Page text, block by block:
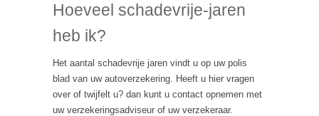
Hoeveel schadevrije-jaren
heb ik?
Het aantal schadevrije jaren vindt u op uw polis
blad van uw autoverzekering. Heeft u hier vragen
over of twijfelt u? dan kunt u contact opnemen met
uw verzekeringsadviseur of uw verzekeraar.